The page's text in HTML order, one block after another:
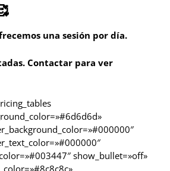
una sesión por día.
Contactar para ver
show_bullet=»off»